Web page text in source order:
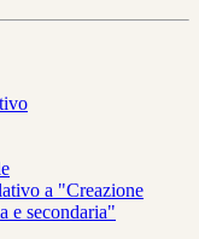
a "Creazione
e secondaria"